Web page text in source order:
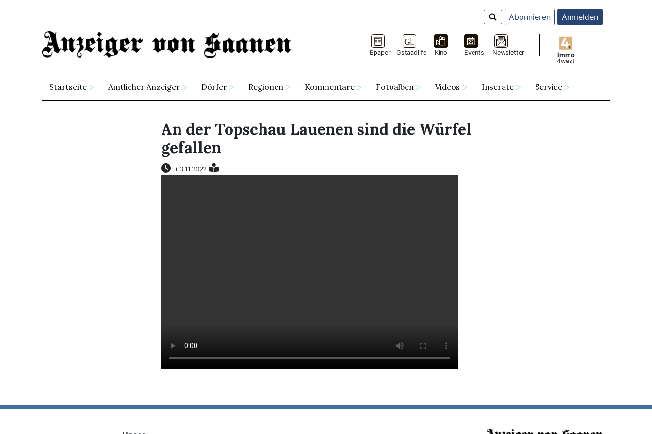
Abonnieren Anmelden
Epaper Gstaadlife Kino Events Newsletter
Immo
4west
Startseite Amtlicher Anzeiger Dörfer Regionen Kommentare Fotoalben Videos Inserate Service
An der Topschau Lauenen sind die Würfel
gefallen
03.11.2022